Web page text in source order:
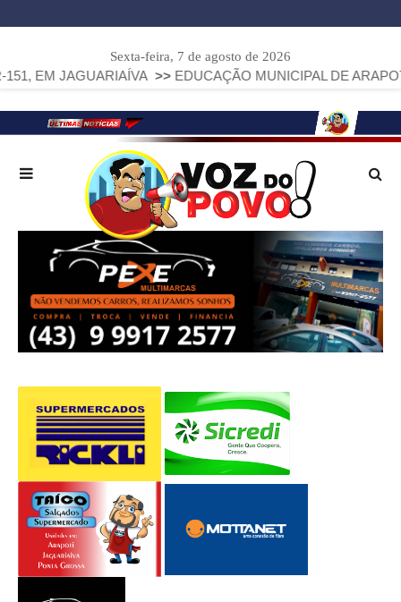
Sexta-feira, 7 de agosto de 2026
>> EDUCAÇÃO MUNICIPAL DE ARAPOTI AVANÇA